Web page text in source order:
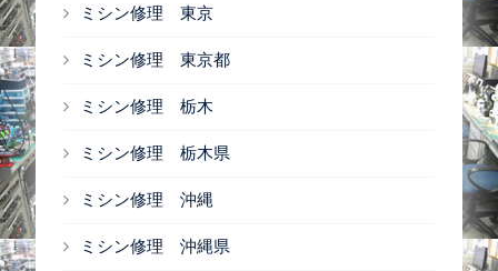
ミシン修理 東京
ミシン修理 東京都
ミシン修理 栃木
ミシン修理 栃木県
ミシン修理 沖縄
ミシン修理 沖縄県